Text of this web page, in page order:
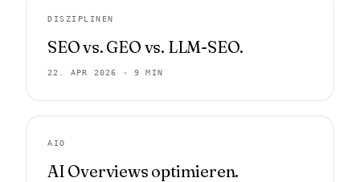
DISZIPLINEN
SEO vs. GEO vs. LLM-SEO.
22. APR 2026 · 9 MIN
AIO
AI Overviews optimieren.